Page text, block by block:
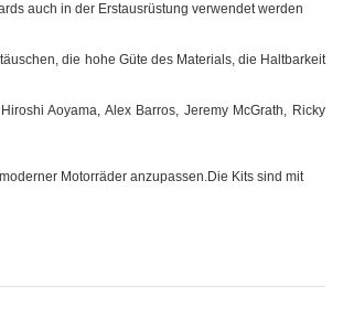
auch in der Erstausrüstung verwendet werden
die hohe Güte des Materials, die Haltbarkeit
Aoyama, Alex Barros, Jeremy McGrath, Ricky
Motorräder anzupassen.Die Kits sind mit